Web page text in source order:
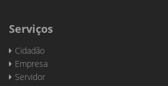
Serviços
Cidadão
Empresa
Servidor